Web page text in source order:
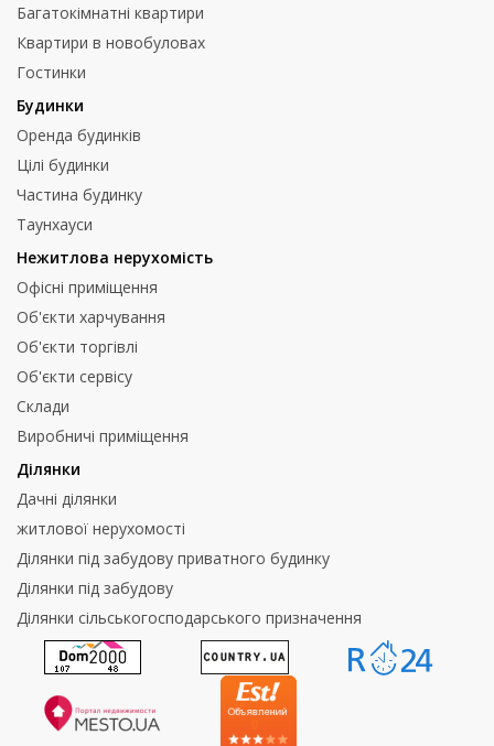
Багатокімнатні квартири
Квартири в новобуловах
Гостинки
Будинки
Оренда будинків
Цілі будинки
Частина будинку
Таунхауси
Нежитлова нерухомість
Офісні приміщення
Об'єкти харчування
Об'єкти торгівлі
Об'єкти сервісу
Склади
Виробничі приміщення
Ділянки
Дачні ділянки
житлової нерухомості
Ділянки під забудову приватного будинку
Ділянки під забудову
Ділянки сільськогосподарського призначення